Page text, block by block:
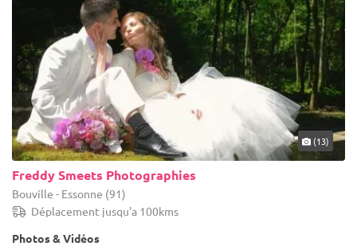
(13)
Freddy Smeets Photographies
Bouville - Essonne (91)
Déplacement jusqu'a 100kms
Photos & Vidéos